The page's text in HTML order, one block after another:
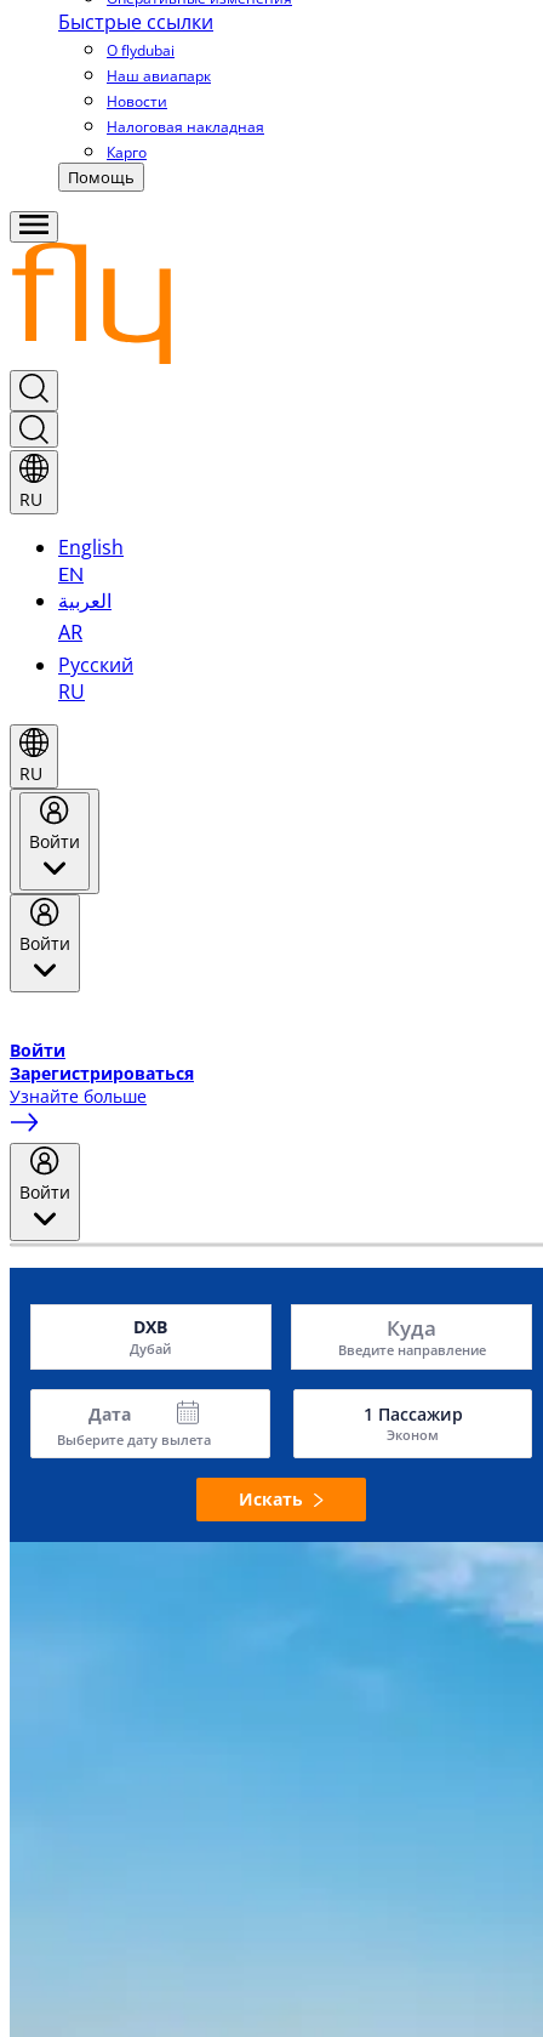
Быстрые ссылки
О flydubai
Наш авиапарк
Новости
Налоговая накладная
Карго
Помощь
RU
English
EN
العربية
AR
Русский
RU
RU
Войти
Войти
Войти
Зарегистрироваться
Узнайте больше
Войти
DXB
Дубай
Куда
Введите направление
Дата
Выберите дату вылета
1 Пассажир
Эконом
Искать